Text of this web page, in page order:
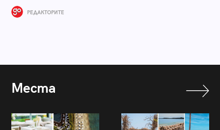
РЕДАКТОРИТЕ
Места